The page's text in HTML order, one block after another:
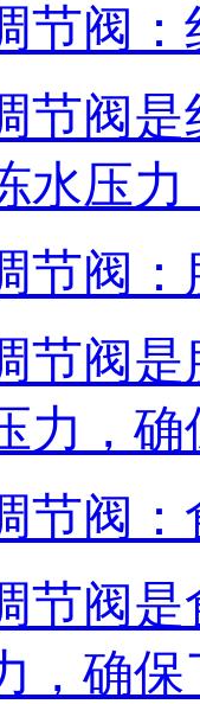
节阀
节阀
水压
节阀
节阀
力，
节阀
节阀
，确